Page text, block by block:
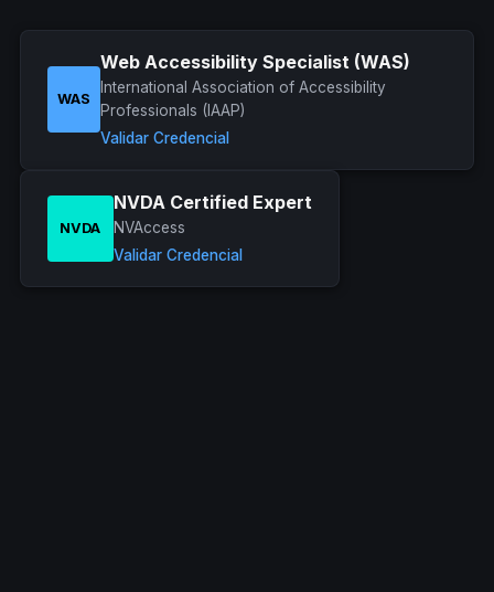
WAS
Web Accessibility Specialist (WAS)
International Association of Accessibility
Professionals (IAAP)
Validar Credencial
NVDA
NVDA Certified Expert
NVAccess
Validar Credencial